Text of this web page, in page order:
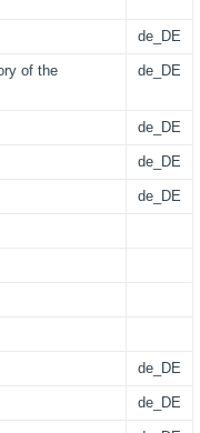
de_DE
of the
de_DE
de_DE
de_DE
de_DE
de_DE
de_DE